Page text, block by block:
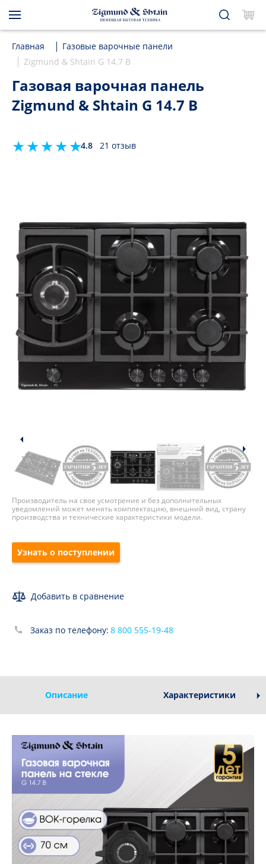
Главная
Газовые варочные панели
Zigmund & Shtain G 14.7 B
Газовая варочная панель
Zigmund & Shtain G 14.7 B
4.8 21 отзыв
Производитель на свое усмотрение и без дополнительных
уведомлений может менять комплектацию, внешний вид, страну
производства и технические характеристики модели.
Узнать о поступлении
Добавить в сравнение
Заказ по телефону: 8 800 555-19-48
Описание Характеристики